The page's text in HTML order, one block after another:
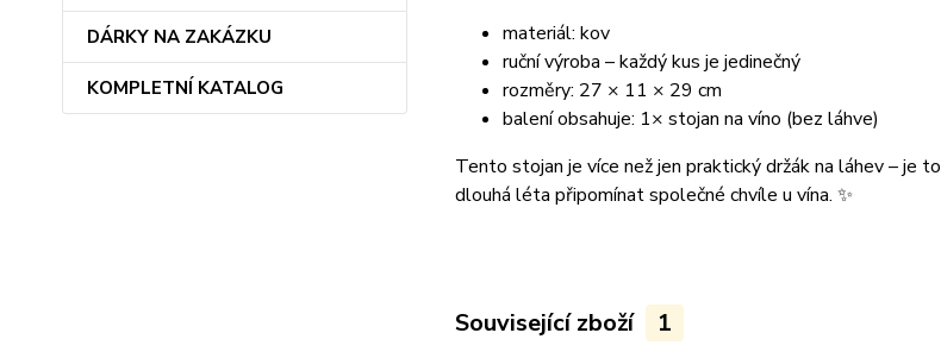
DÁRKY NA ZAKÁZKU
KOMPLETNÍ KATALOG
materiál: kov
ruční výroba – každý kus je jedinečný
rozměry: 27 × 11 × 29 cm
balení obsahuje: 1× stojan na víno (bez láhve)
Tento stojan je více než jen praktický držák na láhev – je to
dlouhá léta připomínat společné chvíle u vína. ✨
Související zboží 1